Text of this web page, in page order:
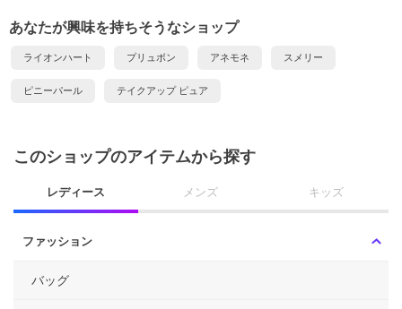
あなたが興味を持ちそうなショップ
ライオンハート プリュボン アネモネ スメリー
ピニーパール テイクアップ ピュア
このショップのアイテムから探す
レディース メンズ キッズ
ファッション
バッグ